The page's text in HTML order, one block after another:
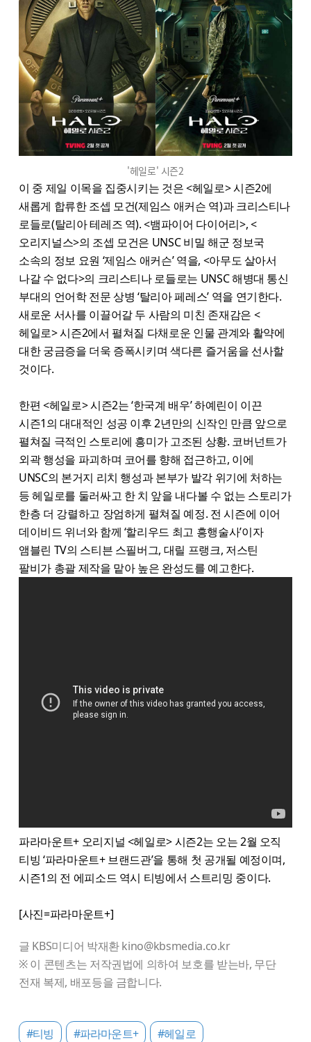
'헤일로' 시즌2
이 중 제일 이목을 집중시키는 것은 <헤일로> 시즌2에
새롭게 합류한 조셉 모건(제임스 애커슨 역)과 크리스티나
로들로(탈리아 테레즈 역). <뱀파이어 다이어리>, <
오리지널스>의 조셉 모건은 UNSC 비밀 해군 정보국
소속의 정보 요원 ‘제임스 애커슨’ 역을, <아무도 살아서
나갈 수 없다>의 크리스티나 로들로는 UNSC 해병대 통신
부대의 언어학 전문 상병 ‘탈리아 페레스’ 역을 연기한다.
새로운 서사를 이끌어갈 두 사람의 미친 존재감은 <
헤일로> 시즌2에서 펼쳐질 다채로운 인물 관계와 활약에
대한 궁금증을 더욱 증폭시키며 색다른 즐거움을 선사할
것이다.
한편 <헤일로> 시즌2는 ‘한국계 배우’ 하예린이 이끈
시즌1의 대대적인 성공 이후 2년만의 신작인 만큼 앞으로
펼쳐질 극적인 스토리에 흥미가 고조된 상황. 코버넌트가
외곽 행성을 파괴하며 코어를 향해 접근하고, 이에
UNSC의 본거지 리치 행성과 본부가 발각 위기에 처하는
등 헤일로를 둘러싸고 한 치 앞을 내다볼 수 없는 스토리가
한층 더 강렬하고 장엄하게 펼쳐질 예정. 전 시즌에 이어
데이비드 위너와 함께 ‘할리우드 최고 흥행술사’이자
앰블린 TV의 스티븐 스필버그, 대릴 프랭크, 저스틴
팔비가 총괄 제작을 맡아 높은 완성도를 예고한다.
파라마운트+ 오리지널 <헤일로> 시즌2는 오는 2월 오직
티빙 ‘파라마운트+ 브랜드관’을 통해 첫 공개될 예정이며,
시즌1의 전 에피소드 역시 티빙에서 스트리밍 중이다.
[사진=파라마운트+]
글 KBS미디어 박재환 kino@kbsmedia.co.kr
※ 이 콘텐츠는 저작권법에 의하여 보호를 받는바, 무단
전재 복제, 배포등을 금합니다.
#티빙 #파라마운트+ #헤일로